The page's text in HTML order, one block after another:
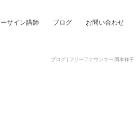
サイン講師 ブログ お問い合わせ
ブログ | フリーアナウンサー 岡本祥子